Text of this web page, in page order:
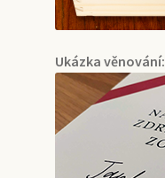
Ukázka věnování: